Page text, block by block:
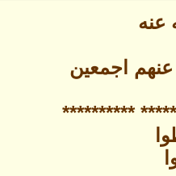
عنه
عنهم اجمعين